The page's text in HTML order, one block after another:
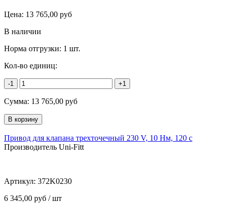
Цена: 13 765,00 руб
В наличии
Норма отгрузки: 1 шт.
Кол-во единиц:
-1 +1
Сумма: 13 765,00 руб
Привод для клапана трехточечный 230 V, 10 Нм, 120 с
Производитель Uni-Fitt
Артикул: 372K0230
6 345,00 руб / шт